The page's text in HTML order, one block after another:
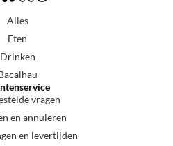
Alles
Eten
Drinken
vragen
en annuleren
en levertijden